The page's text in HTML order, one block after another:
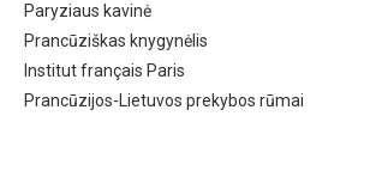
Paryziaus kavinė
Prancūziškas knygynėlis
Institut français Paris
Prancūzijos-Lietuvos prekybos rūmai